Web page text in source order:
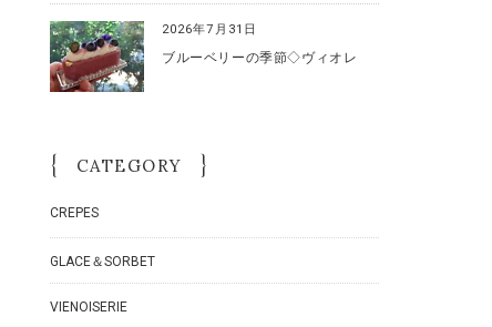
ブルーベリーの季節◇ヴィオレ
2026年7月31日
CATEGORY
CREPES
GLACE＆SORBET
VIENOISERIE